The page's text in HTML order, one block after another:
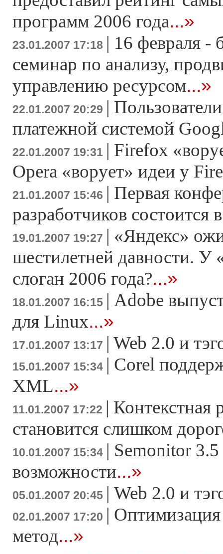
программ 2006 года...»
23.01.2007 17:18 | 16 февраля -
семинар по анализу,
управлению ресурсом...»
22.01.2007 20:29 |
платежной системой
22.01.2007 19:31 | Firefox
Opera «ворует» идеи у
21.01.2007 15:46 | Первая
разработчиков состоится
19.01.2007 19:27 | «Яндекс»
шестилетней давности. У
слоган 2006 года?...»
18.01.2007 16:15 | Adobe
для Linux...»
17.01.2007 13:17 | Web 2.0 и
15.01.2007 15:34 | Corel
XML...»
11.01.2007 17:22 | Контекстная
становится слишком
10.01.2007 15:34 | Semonitor
возможности...»
05.01.2007 20:45 | Web 2.0 и
02.01.2007 17:20 | Оптимизация
метод...»